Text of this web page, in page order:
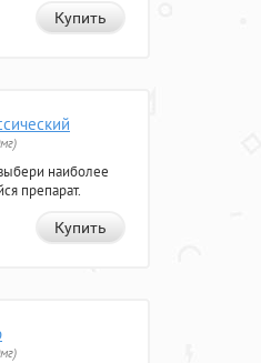
Купить
наиболее
препарат.
Купить